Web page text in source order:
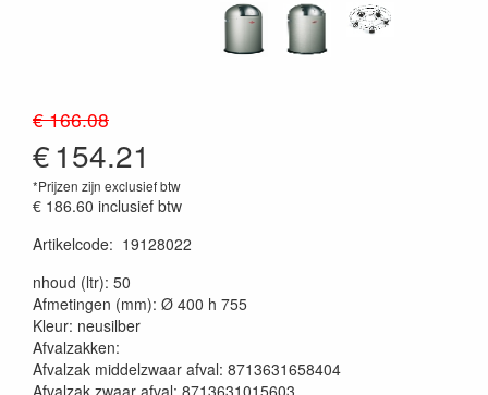
€ 166.08
€154.21
*Prijzen zijn exclusief btw
€ 186.60 inclusief btw
Artikelcode: 19128022
nhoud (ltr): 50
Afmetingen (mm): Ø 400 h 755
Kleur: neusilber
Afvalzakken:
Afvalzak middelzwaar afval: 8713631658404
Afvalzak zwaar afval: 8713631015603